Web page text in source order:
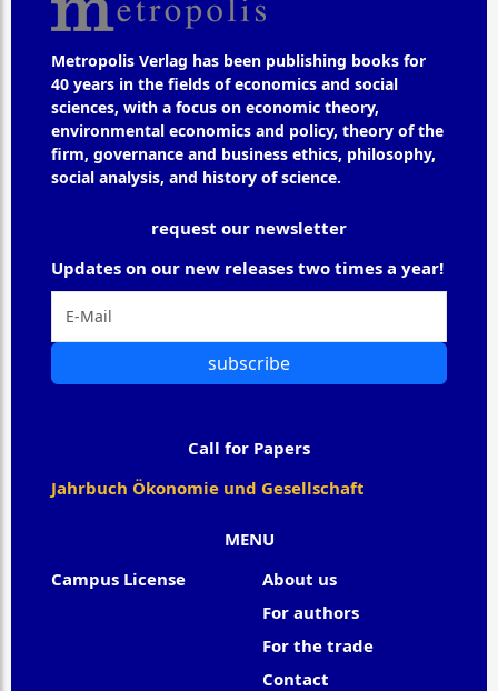
Metropolis Verlag has been publishing books for
40 years in the fields of economics and social
sciences, with a focus on economic theory,
environmental economics and policy, theory of the
firm, governance and business ethics, philosophy,
social analysis, and history of science.
MENU
Campus License
About us
For authors
For the trade
Contact
request our newsletter
Updates on our new releases two times a year!
subscribe
Call for Papers
Jahrbuch Ökonomie und Gesellschaft